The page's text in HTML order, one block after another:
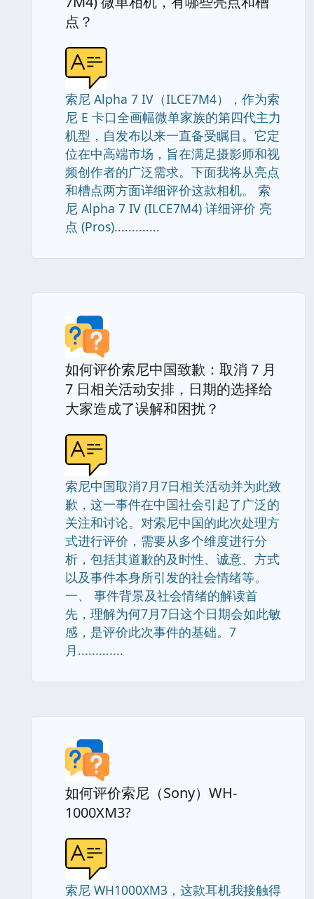
点？
索尼 Alpha 7 IV（ILCE7M4），作为索
尼 E 卡口全画幅微单家族的第四代主力
机型，自发布以来一直备受瞩目。它定
位在中高端市场，旨在满足摄影师和视
频创作者的广泛需求。下面我将从亮点
和槽点两方面详细评价这款相机。 索
尼 Alpha 7 IV (ILCE7M4) 详细评价 亮
点 (Pros).............
如何评价索尼中国致歉：取消 7 月
7 日相关活动安排，日期的选择给
大家造成了误解和困扰？
索尼中国取消7月7日相关活动并为此致
歉，这一事件在中国社会引起了广泛的
关注和讨论。对索尼中国的此次处理方
式进行评价，需要从多个维度进行分
析，包括其道歉的及时性、诚意、方式
以及事件本身所引发的社会情绪等。
一、 事件背景及社会情绪的解读首
先，理解为何7月7日这个日期会如此敏
感，是评价此次事件的基础。7
月.............
如何评价索尼（Sony）WH-
1000XM3?
索尼 WH1000XM3，这款耳机我接触得